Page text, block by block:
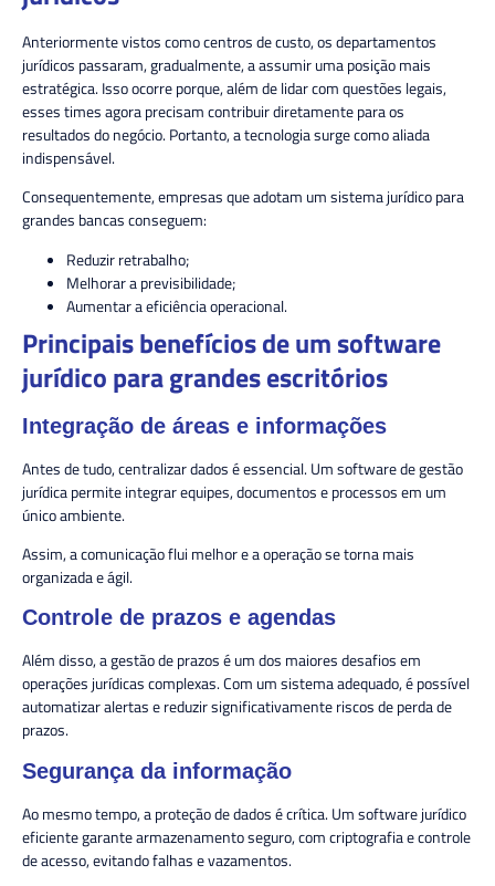
Anteriormente vistos como centros de custo, os departamentos
jurídicos passaram, gradualmente, a assumir uma posição mais
estratégica. Isso ocorre porque, além de lidar com questões legais,
esses times agora precisam contribuir diretamente para os
resultados do negócio. Portanto, a tecnologia surge como aliada
indispensável.
Consequentemente, empresas que adotam um sistema jurídico para
grandes bancas conseguem:
Reduzir retrabalho;
Melhorar a previsibilidade;
Aumentar a eficiência operacional.
Principais benefícios de um software
jurídico para grandes escritórios
Integração de áreas e informações
Antes de tudo, centralizar dados é essencial. Um software de gestão
jurídica permite integrar equipes, documentos e processos em um
único ambiente.
Assim, a comunicação flui melhor e a operação se torna mais
organizada e ágil.
Controle de prazos e agendas
Além disso, a gestão de prazos é um dos maiores desafios em
operações jurídicas complexas. Com um sistema adequado, é possível
automatizar alertas e reduzir significativamente riscos de perda de
prazos.
Segurança da informação
Ao mesmo tempo, a proteção de dados é crítica. Um software jurídico
eficiente garante armazenamento seguro, com criptografia e controle
de acesso, evitando falhas e vazamentos.